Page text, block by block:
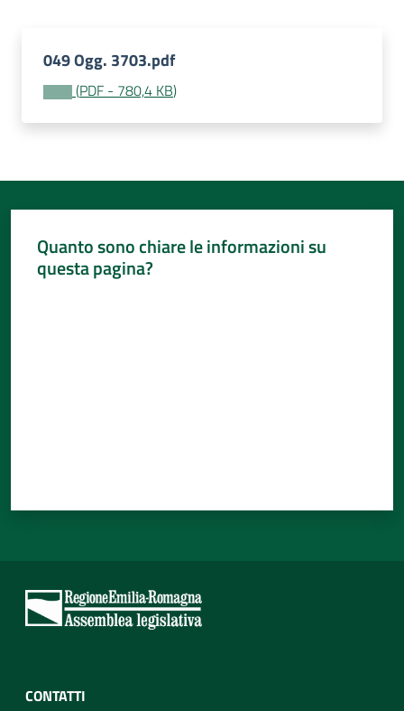
049 Ogg. 3703.pdf
(PDF - 780,4 KB)
Quanto sono chiare le informazioni su
questa pagina?
CONTATTI